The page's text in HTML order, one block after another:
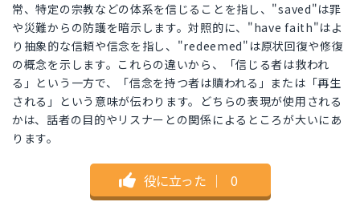
常、特定の宗教などの体系を信じることを指し、"saved"は罪
や災難からの防護を暗示します。対照的に、"have faith"はよ
り抽象的な信頼や信念を指し、"redeemed"は原状回復や修復
の概念を示します。これらの違いから、「信じる者は救われ
る」という一方で、「信念を持つ者は贖われる」または「再生
される」という意味が伝わります。どちらの表現が使用される
かは、話者の目的やリスナーとの関係によるところが大いにあ
ります。
役に立った ｜ 0